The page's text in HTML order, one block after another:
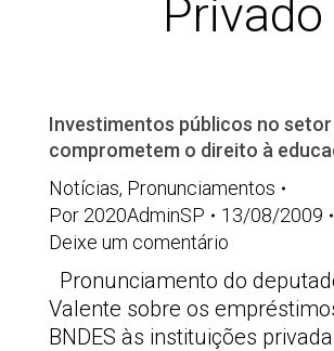
Privado
Investimentos públicos no
comprometem o direito à
Notícias, Pronunciamentos
Por 2020AdminSP
13/08/2009
Deixe um comentário
Pronunciamento do
Valente sobre os
BNDES às instituições